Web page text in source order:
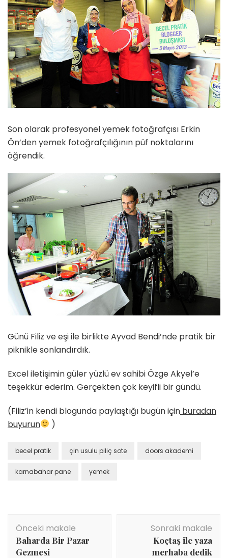
Son olarak profesyonel yemek fotoğrafçısı Erkin
Ön’den yemek fotoğrafçılığının püf noktalarını
öğrendik.
Günü Filiz ve eşi ile birlikte Ayvad Bendi’nde pratik bir
piknikle sonlandırdık.
Excel iletişimin güler yüzlü ev sahibi Özge Akyel’e
teşekkür ederim. Gerçekten çok keyifli bir gündü.
(Filiz’in kendi blogunda paylaştığı bugün için buradan
buyurun
)
becel pratik çin usulu piliç sote doors akademi
karnabahar pane yemek
Yazı
dolaşımı
Önceki makale
Baharda Bir Pazar
Gezmesi
Sonraki makale
Koçtaş ile yaza
merhaba dedik